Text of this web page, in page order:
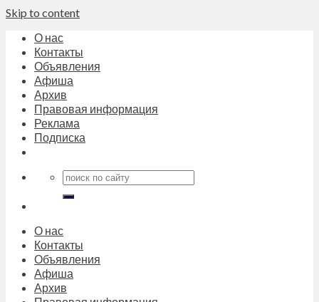
Skip to content
О нас
Контакты
Объявления
Афиша
Архив
Правовая информация
Реклама
Подписка
О нас
Контакты
Объявления
Афиша
Архив